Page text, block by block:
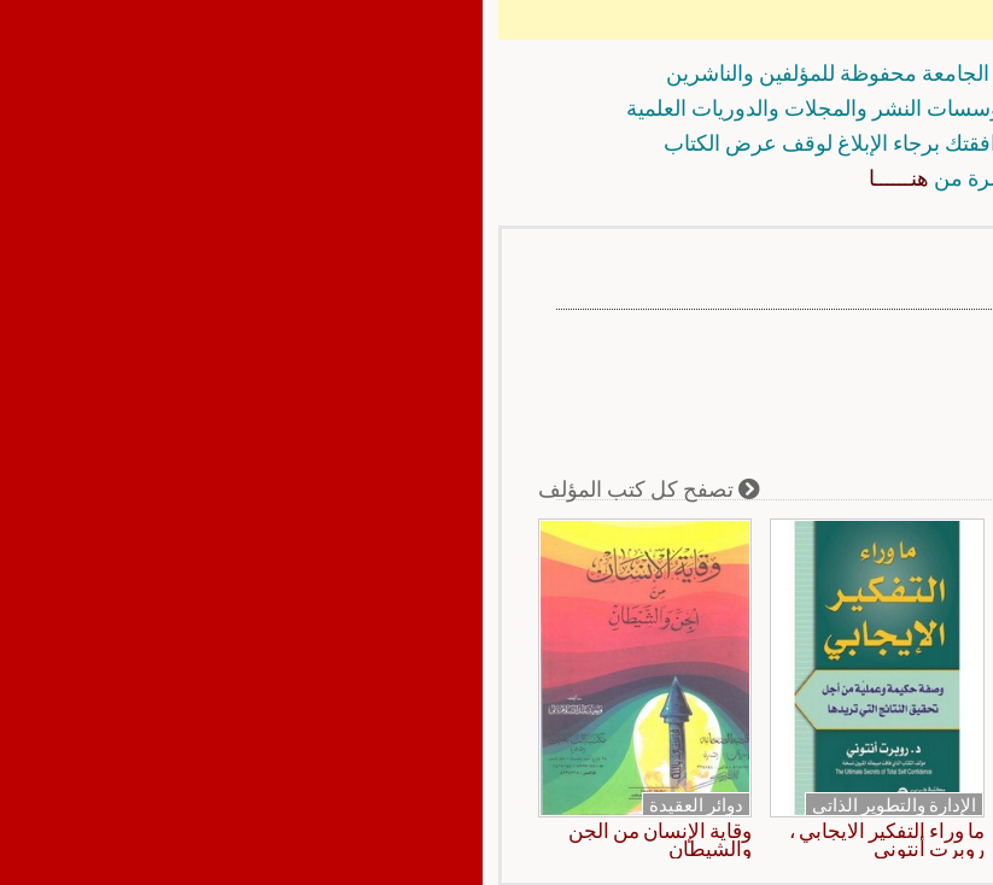
محفوظة للمؤلفين والناشرين
النشر والمجلات والدوريات العلمية
برجاء الإبلاغ لوقف عرض الكتاب
من هنــــــا
تصفح كل كتب المؤلف
الإدارة والتطوير الذاتي
ما وراء التفكير الايجابي ،
روبرت أنتوني
دوائر العقيدة
وقاية الإنسان من الجن
والشيطان